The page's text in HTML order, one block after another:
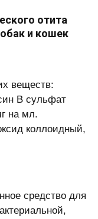
отита
и кошек
веществ:
В сульфат
на мл.
коллоидный,
средство для